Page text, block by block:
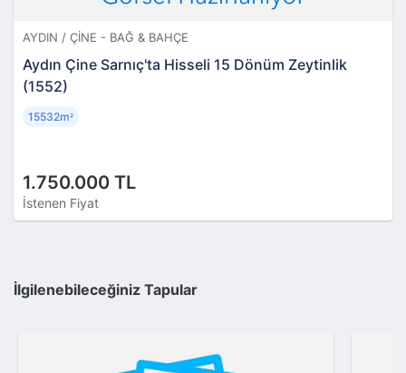
AYDIN / ÇINE - BAĞ & BAHÇE
Aydın Çine Sarnıç'ta Hisseli 15 Dönüm Zeytinlik
(1552)
1.750.000 TL
İstenen Fiyat
15532m²
İlgilenebileceğiniz Tapular